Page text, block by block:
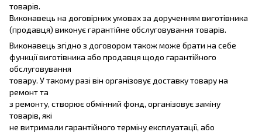
товарів.
Виконавець на договірних умовах за дорученням виготівника
(продавця) виконує гарантійне обслуговування товарів.
Виконавець згідно з договором також може брати на себе
функції виготівника або продавця щодо гарантійного
обслуговування
товару. У такому разі він організовує доставку товару на
ремонт та
з ремонту, створює обмінний фонд, організовує заміну
товарів, які
не витримали гарантійного терміну експлуатації, або